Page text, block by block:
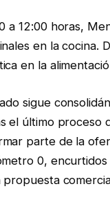
a 12:00 horas,
en la cocina.
en la
sigue
el último
parte de la
0,